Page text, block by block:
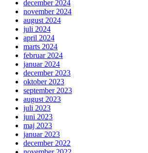
december 2024
november 2024
august 2024
juli 2024
april 2024
marts 2024
februar 2024
januar 2024
december 2023
oktober 2023
september 2023
august 2023
juli 2023
juni 2023
maj 2023
januar 2023
december 2022